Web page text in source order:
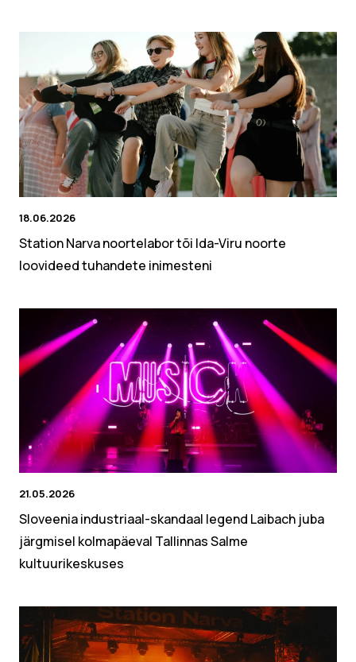
18.06.2026
Station Narva noortelabor tõi Ida-Viru noorte
loovideed tuhandete inimesteni
21.05.2026
Sloveenia industriaal-skandaal legend Laibach juba
järgmisel kolmapäeval Tallinnas Salme
kultuurikeskuses